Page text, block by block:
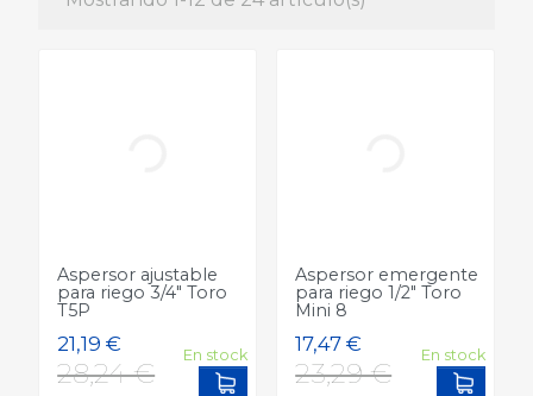
Aspersor ajustable
para riego 3/4" Toro
T5P
En stock
Add to cart
Aspersor emergente
para riego 1/2" Toro
Mini 8
En stock
Add